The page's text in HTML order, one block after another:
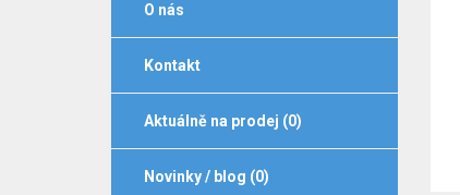
O nás
Kontakt
Aktuálně na prodej (0)
Novinky / blog (0)